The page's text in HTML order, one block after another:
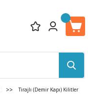
Tirajlı (Demir Kapı) Kilitler